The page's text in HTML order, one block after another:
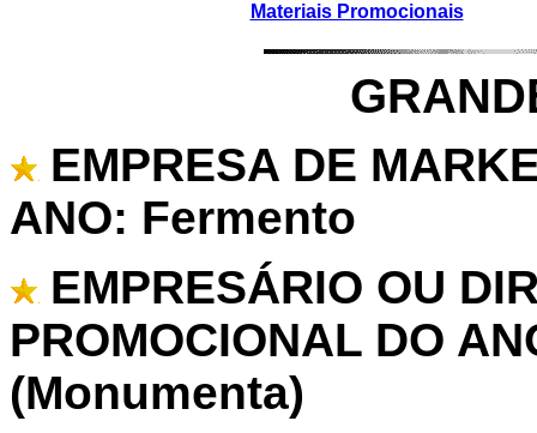
Materiais Promocionais
EMPRESA DE
ANO: Fermento
EMPRESÁRIO OU
PROMOCIONAL DO
(Monumenta)